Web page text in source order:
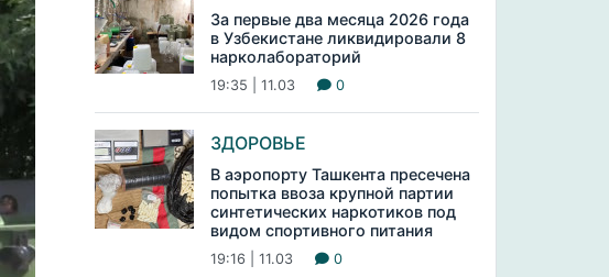
За первые два месяца 2026 года
в Узбекистане ликвидировали 8
нарколабораторий
19:35 | 11.03 0
ЗДОРОВЬЕ
В аэропорту Ташкента пресечена
попытка ввоза крупной партии
синтетических наркотиков под
видом спортивного питания
19:16 | 11.03 0